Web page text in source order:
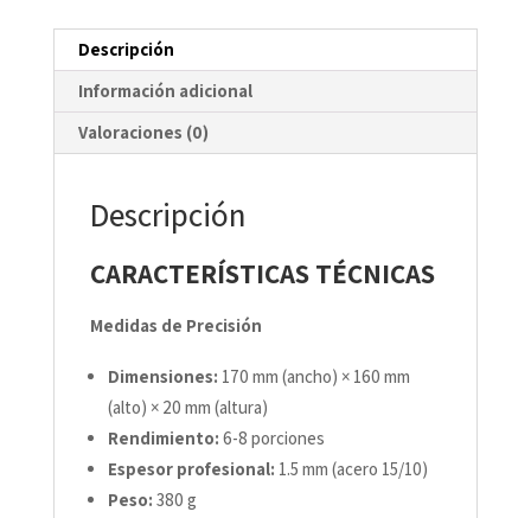
Descripción
Información adicional
Valoraciones (0)
Descripción
CARACTERÍSTICAS TÉCNICAS
Medidas de Precisión
Dimensiones: 170 mm (ancho) × 160 mm
(alto) × 20 mm (altura)
Rendimiento: 6-8 porciones
Espesor profesional: 1.5 mm (acero 15/10)
Peso: 380 g